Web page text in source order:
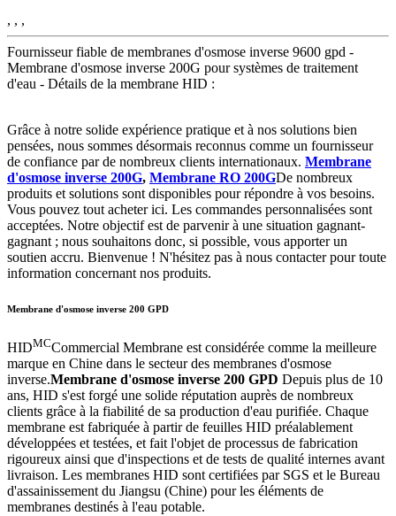
, , ,
Fournisseur fiable de membranes d'osmose inverse 9600 gpd -
Membrane d'osmose inverse 200G pour systèmes de traitement
d'eau - Détails de la membrane HID :
Grâce à notre solide expérience pratique et à nos solutions bien
pensées, nous sommes désormais reconnus comme un fournisseur
de confiance par de nombreux clients internationaux. Membrane
d'osmose inverse 200G, Membrane RO 200GDe nombreux
produits et solutions sont disponibles pour répondre à vos besoins.
Vous pouvez tout acheter ici. Les commandes personnalisées sont
acceptées. Notre objectif est de parvenir à une situation gagnant-
gagnant ; nous souhaitons donc, si possible, vous apporter un
soutien accru. Bienvenue ! N'hésitez pas à nous contacter pour toute
information concernant nos produits.
Membrane d'osmose inverse 200 GPD
HIDMCCommercial Membrane est considérée comme la meilleure
marque en Chine dans le secteur des membranes d'osmose
inverse.Membrane d'osmose inverse 200 GPD Depuis plus de 10
ans, HID s'est forgé une solide réputation auprès de nombreux
clients grâce à la fiabilité de sa production d'eau purifiée. Chaque
membrane est fabriquée à partir de feuilles HID préalablement
développées et testées, et fait l'objet de processus de fabrication
rigoureux ainsi que d'inspections et de tests de qualité internes avant
livraison. Les membranes HID sont certifiées par SGS et le Bureau
d'assainissement du Jiangsu (Chine) pour les éléments de
membranes destinés à l'eau potable.